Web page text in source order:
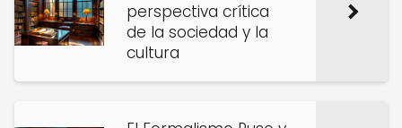
perspectiva crítica
de la sociedad y la
cultura